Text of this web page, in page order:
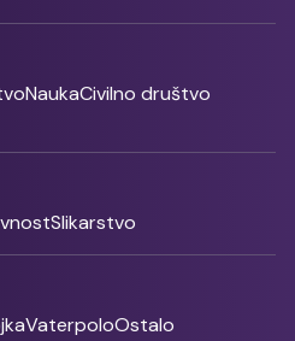
NaukaCivilno društvo
Slikarstvo
VaterpoloOstalo